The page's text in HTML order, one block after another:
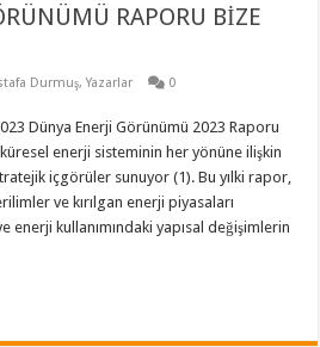
RAPORU BİZE
Durmuş,Yazarlar 0
Dünya Enerji Görünümü 2023 Raporu
enerji sisteminin her yönüne ilişkin
içgörüler sunuyor (1). Bu yılki rapor,
ve kırılgan enerji piyasaları
enerji kullanımındaki yapısal değişimlerin